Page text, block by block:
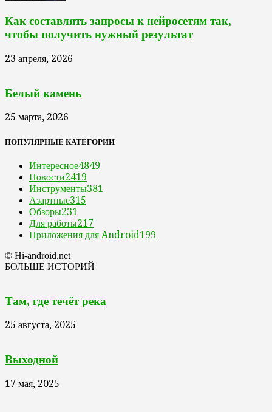
Как составлять запросы к нейросетям так,
чтобы получить нужный результат
23 апреля, 2026
Белый камень
25 марта, 2026
ПОПУЛЯРНЫЕ КАТЕГОРИИ
Интересное4849
Новости2419
Инструменты381
Азартные315
Обзоры231
Для работы217
Приложения для Android199
© Hi-android.net
БОЛЬШЕ ИСТОРИЙ
Там, где течёт река
25 августа, 2025
Выходной
17 мая, 2025